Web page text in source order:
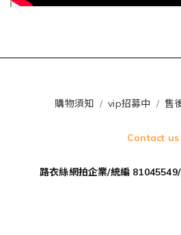
購物須知 /vip招募中 /售
Contact us
路衣絲網拍企業/統編